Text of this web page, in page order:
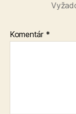
Komentár *